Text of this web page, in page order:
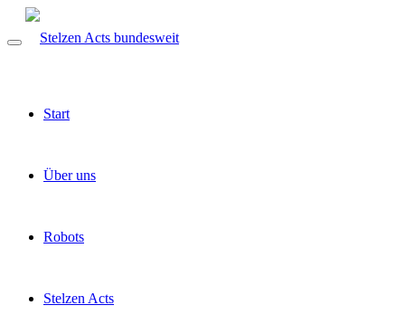
Start
Über uns
Robots
Stelzen Acts